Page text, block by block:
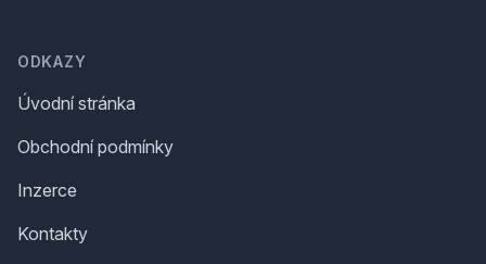
ODKAZY
Úvodní stránka
Obchodní podmínky
Inzerce
Kontakty